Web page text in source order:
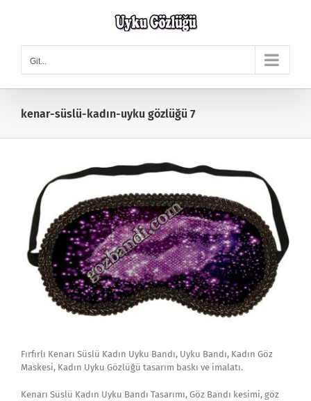
Git...
kenar-süslü-kadın-uyku gözlüğü 7
Fırfırlı Kenarı Süslü Kadın Uyku Bandı, Uyku Bandı, Kadın Göz
Maskesi, Kadın Uyku Gözlüğü tasarım baskı ve imalatı.
Kenarı Süslü Kadın Uyku Bandı Tasarımı, Göz Bandı kesimi, göz